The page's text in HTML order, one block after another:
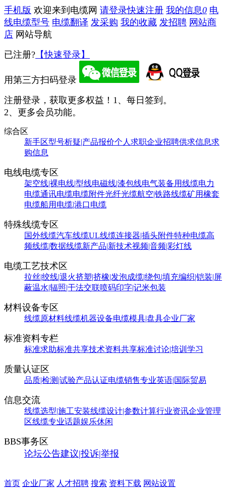
手机版 欢迎来到电缆网 请登录快速注册 我的信息0 电
线电缆型号 电缆翻译 发采购 我的收藏 发招聘 网站商
店 网站导航
已注册? 【快速登录】
用第三方扫码登录
注册登录，获取更多权益！ 1、每日签到。
2、更多会员功能。
综合区
新手区型号析疑|产品报价个人求职企业招聘供求信息求
购信息
电线电缆专区
架空线|裸电线|型线电磁线|漆包线电气装备用线缆电力
电缆通讯电缆电缆附件光纤光缆航空|铁路线缆矿用橡套
电缆船用电缆|港口电缆
特殊线缆专区
国外线缆汽车线缆UL线缆连接器|插头附件特种电缆高
频线缆|数据线缆新产品|新技术视频|音频|彩灯线
电缆工艺技术区
拉丝|绞线|退火挤塑|挤橡|发泡成缆|绕包|填充编织|铠装|屏
蔽温水|辐照|干法交联喷码印字|记米包装
材料设备专区
线缆原材料线缆机器设备电缆模具|盘具企业厂家
标准资料专栏
标准求助标准共享技术资料共享标准讨论|培训学习
质量认证区
品质|检测|试验产品认证电缆销售专业英语|国际贸易
信息交流
线缆选型|施工安装线缆设计|参数计算行业资讯企业管理
区线缆专业话题娱乐休闲
BBS事务区
论坛公告建议|投诉|举报
首页 企业厂家 人才招聘 搜索 资料下载 网站设置